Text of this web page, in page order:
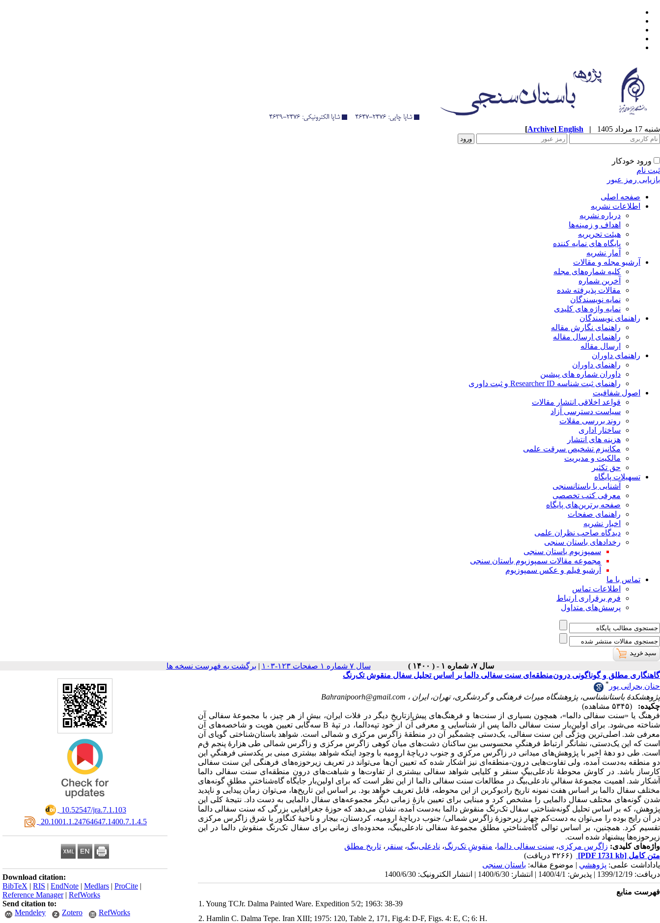
شنبه 17 مرداد 1405 |
English
[Archive]
ورود خودکار
ثبت نام
بازیابی رمز عبور
صفحه اصلی
اطلاعات نشریه
درباره نشریه
اهداف و زمینه‌ها
هیئت تحریریه
پایگاه های نمایه کننده
آمار نشریه
آرشیو مجله و مقالات
کلیه شماره‌های مجله
آخرین شماره
مقالات پذیرفته شده
نمایه نویسندگان
نمایه واژه های کلیدی
راهنمای نویسندگان
راهنمای نگارش مقاله
راهنمای ارسال مقاله
ارسال مقاله
راهنمای داوران
راهنمای داوران
داوران شماره های پیشین
راهنمای ثبت شناسه Researcher ID و ثبت داوری
اصول شفافیت
قواعد اخلاقی انتشار مقالات
سیاست دسترسی آزاد
روند بررسی مقلات
ساختار اداری
هزینه های انتشار
ﻣﮑﺎﻧﯿﺰم ﺗﺸﺨﯿﺺ ﺳﺮﻗﺖ ﻋﻠﻤﯽ
مالکیت و مدیریت
حق تکثیر
تسهیلات پایگاه
آشنایی با باستانسنجی
معرفی کتب تخصصی
صفحه برترین‌های پایگاه
راهنمای صفحات
اخبار نشریه
دیدگاه صاحب نظران علمی
رخدادهای باستان سنجی
سمپوزیوم باستان سنجی
مجموعه مقالات سمپوزیوم باستان سنجی
آرشیو فیلم و عکس سمپوزیوم
تماس با ما
اطلاعات تماس
فرم برقراری ارتباط
پرسش‌های متداول
سال ۷، شماره ۱ - ( ۱۴۰۰ ) سال ۷ شماره ۱ صفحات ۱۲۳-۱۰۳ | برگشت به فهرست نسخه ها
‎ 10.52547/jra.7.1.103
‎ 20.1001.1.24764647.1400.7.1.4.5
Download citation:
BibTeX | RIS | EndNote | Medlars | ProCite |
Reference Manager| RefWorks
Send citation to:
Mendeley
Zotero RefWorks
گاهنگاری مطلق و گوناگونی درون‌منطقه‌ای سنت سفالی دالما بر اساس تحلیل سفال منقوش تک‌رنگ
حنان بحرانی پور *
پژوهشکدۀ باستانشناسی، پژوهشگاه میراث فرهنگی و گردشگری، تهران، ایران ، Bahranipoorh@gmail.com
چکیده:
(۵۳۴۵ مشاهده)
فرهنگ یا «سنت سفالی دالما»، همچون بسیاری از سنت‌ها و فرهنگ‌های پیش‌ازتاریخِ دیگر در فلات ایران، بیش از هر چیز، با مجموعۀ سفالی آن
شناخته می‌شود. برای اولین‌بار سنت سفالی دالما پس از شناسایی و معرفی آن از خود تپه‌دالما، در تپۀ B سه‌گابی تعیین هویت و شاخصه‌های آن
معرفی شد. اصلی‌ترین ویژگی این سنت سفالی، یک‌دستی چشمگیر آن در منطقۀ زاگرس مرکزی و شمالی است. شواهد باستان‌شناختی گویای آن
است که این یک‌دستی، نشانگر ارتباط فرهنگیِ محسوسی بین ساکنان دشت‌های میان کوهی زاگرس مرکزی و زاگرس شمالی طی هزارۀ پنجم ق‌م
است. طی دو دهۀ اخیر با پژوهش‌های میدانی در زاگرس مرکزی و جنوب دریاچۀ ارومیه با وجود اینکه شواهد بیشتری مبنی بر یکدستی فرهنگیِ این
دو منطقه به‌دست آمده، ولی تفاوت‌هایی درون-منطقه‌ای نیز آشکار شده که تعیین آن‌ها می‌تواند در تعریف زیرحوزه‌های فرهنگی این سنت سفالی
کارساز باشد. در کاوش محوطۀ نادعلی‌بیگِ سنقر و کلیایی شواهد سفالی بیشتری از تفاوت‌ها و شباهت‌های درون منطقه‌ای سنت سفالی دالما
آشکار شد. اهمیت مجموعۀ سفالیِ نادعلی‌بیگ در مطالعات سنت سفالی دالما از این نظر است که برای اولین‌بار جایگاه گاه‌شناختیِ مطلقِ گونه‌های
مختلف سفال دالما بر اساس هفت نمونه تاریخ رادیوکربن از این محوطه، قابل تعریف خواهد بود. بر اساس این تاریخ‌ها، می‌توان زمان پیدایی و ناپدید
شدن گونه‌های مختلف سفال دالمایی را مشخص کرد و مبنایی برای تعیین بازۀ زمانی دیگر مجموعه‌های سفال دالمایی به دست داد. نتیجۀ کلی این
پژوهش، که بر اساس تحلیل گونه‌شناختی سفال تک‌رنگ منقوش دالما به‌دست آمده، نشان می‌دهد که حوزۀ جغرافیایی بزرگی که سنت سفالی دالما
در آن رایج بوده را می‌توان به دست‌کم چهار زیرحوزۀ زاگرس شمالی/ جنوب دریاچۀ ارومیه، کردستان، بیجار و ناحیۀ کنگاور یا شرق زاگرس مرکزی
تقسیم کرد. همچنین، بر اساس توالی گاه‌شناختیِ مطلق مجموعۀ سفالی نادعلی‌بیگ، محدوده‌ای زمانی برای سفال تک‌رنگ منقوش دالما در این
زیرحوزه‌ها پیشنهاد شده است.
واژه‌های کلیدی: زاگرس مرکزی، سنت سفالی دالما، منقوشِ تک‌رنگ، نادعلی‌بیگ، سنقر ، تاریخ مطلق
متن کامل [PDF 1731 kb]
(۳۲۶۶ دریافت)
یاداداشت علمی: پژوهشي | موضوع مقاله: باستان سنجی
دریافت: 1399/12/19 | پذیرش: 1400/4/1 | انتشار: 1400/6/30 | انتشار الکترونیک: 1400/6/30
فهرست منابع
1. Young TCJr. Dalma Painted Ware. Expedition 5/2; 1963: 38-39
2. Hamlin C. Dalma Tepe. Iran XIII; 1975: 120, Table 2, 171, Fig.4: D-F, Figs. 4: E, C; 6: H.